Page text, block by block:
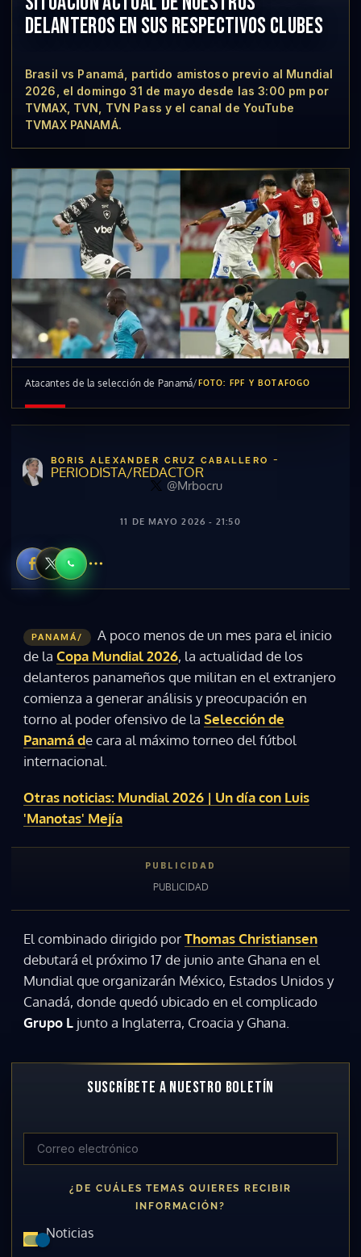
DELANTEROS EN SUS RESPECTIVOS CLUBES
Brasil vs Panamá, partido amistoso previo al Mundial
2026, el domingo 31 de mayo desde las 3:00 pm por
TVMAX, TVN, TVN Pass y el canal de YouTube
TVMAX PANAMÁ.
Atacantes de la selección de Panamá/FOTO: FPF Y BOTAFOGO
BORIS ALEXANDER CRUZ CABALLERO -
PERIODISTA/REDACTOR
@Mrbocru
11 DE MAYO 2026 - 21:50
PANAMÁ/
A poco menos de un mes para el inicio
de la Copa Mundial 2026, la actualidad de los
delanteros panameños que militan en el extranjero
comienza a generar análisis y preocupación en
torno al poder ofensivo de la Selección de
Panamá de cara al máximo torneo del fútbol
internacional.
Otras noticias: Mundial 2026 | Un día con Luis
'Manotas' Mejía
El combinado dirigido porThomas Christiansen
debutará el próximo 17 de junio ante Ghana en el
Mundial que organizarán México, Estados Unidos y
Canadá, donde quedó ubicado en el complicado
Grupo L junto a Inglaterra, Croacia y Ghana.
SUSCRÍBETE A NUESTRO BOLETÍN
¿DE CUÁLES TEMAS QUIERES RECIBIR
INFORMACIÓN?
Noticias